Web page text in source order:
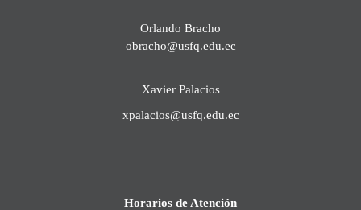
Orlando Bracho
obracho@usfq.edu.ec
Xavier Palacios
xpalacios@usfq.edu.ec
Horarios de Atención